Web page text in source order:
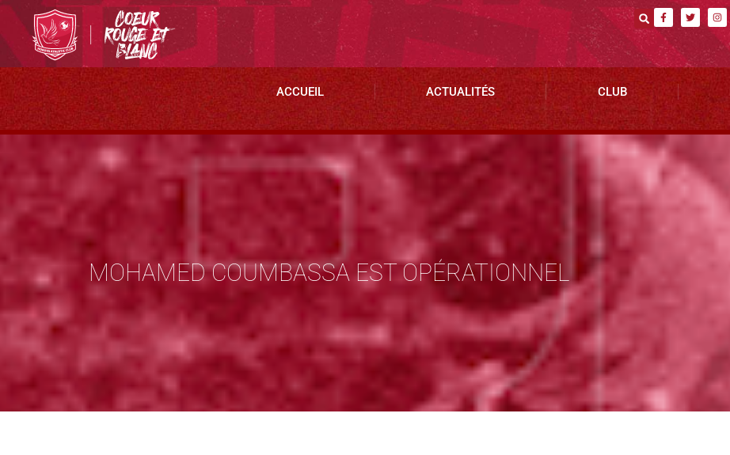
ACCUEIL ACTUALITÉS CLUB
MOHAMED COUMBASSA EST OPÉRATIONNEL